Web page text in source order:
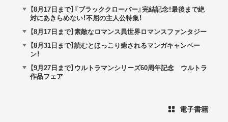
【8月17日まで】『ブラッククローバー』完結記念！最後まで絶
対にあきらめない！不屈の主人公特集！
【8月17日まで】素敵なロマンス異世界ロマンスファンタジー
【8月31日まで】読むとほっこり癒されるマンガキャンペー
ン！
【9月27日まで】ウルトラマンシリーズ60周年記念 ウルトラ
作品フェア
電子書籍